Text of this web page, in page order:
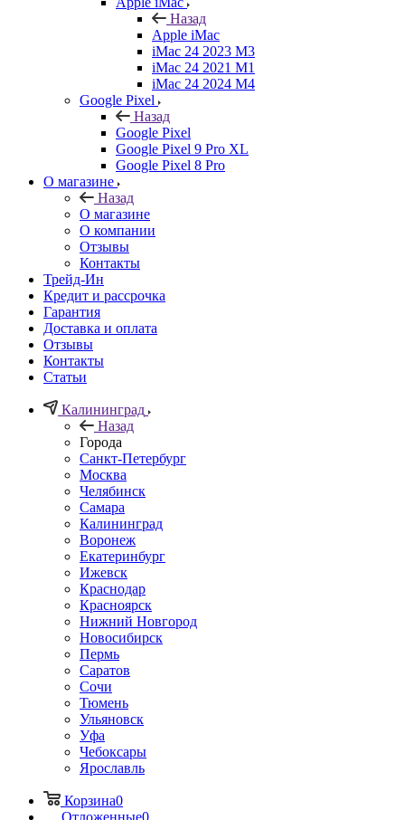
Назад
Apple iMac
iMac 24 2023 M3
iMac 24 2021 M1
iMac 24 2024 M4
Google Pixel
Назад
Google Pixel
Google Pixel 9 Pro XL
Google Pixel 8 Pro
О магазине
Назад
О магазине
О компании
Отзывы
Контакты
Трейд-Ин
Кредит и рассрочка
Гарантия
Доставка и оплата
Отзывы
Контакты
Статьи
Калининград
Назад
Города
Санкт-Петербург
Москва
Челябинск
Самара
Калининград
Воронеж
Екатеринбург
Ижевск
Краснодар
Красноярск
Нижний Новгород
Новосибирск
Пермь
Саратов
Сочи
Тюмень
Ульяновск
Уфа
Чебоксары
Ярославль
Корзина0
Отложенные0